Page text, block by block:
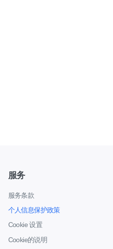
服务
服务条款
个人信息保护政策
Cookie 设置
Cookie的说明